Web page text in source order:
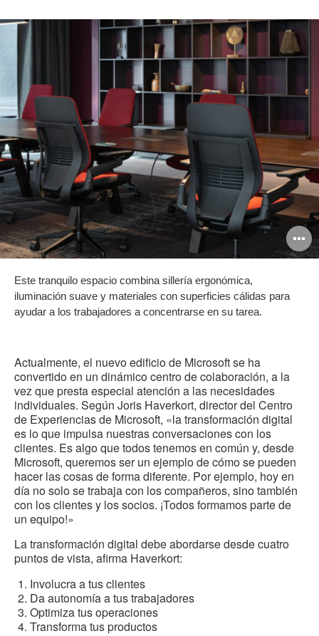
Este tranquilo espacio combina sillería ergonómica,
iluminación suave y materiales con superficies cálidas para
ayudar a los trabajadores a concentrarse en su tarea.
Actualmente, el nuevo edificio de Microsoft se ha
convertido en un dinámico centro de colaboración, a la
vez que presta especial atención a las necesidades
individuales. Según Joris Haverkort, director del Centro
de Experiencias de Microsoft, «la transformación digital
es lo que impulsa nuestras conversaciones con los
clientes. Es algo quetodos tenemos en común y, desde
Microsoft, queremosser un ejemplo decómo se pueden
hacer las cosas de forma diferente. Por ejemplo, hoy en
día no solo se trabaja con los compañeros, sino también
con los clientes y los socios. ¡Todosformamos parte de
un equipo!»
La transformación digital debe abordarse desde cuatro
puntos de vista, afirma Haverkort:
Involucra a tus clientes
Da autonomía a tus trabajadores
Optimiza tus operaciones
Transforma tus productos